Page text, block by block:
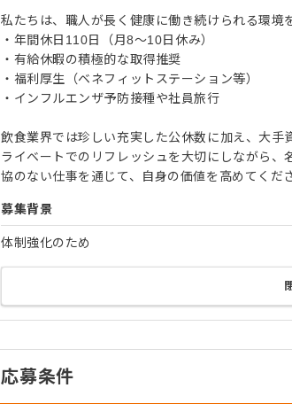
私たちは、職人が長く健康に働き続けられる環境
・年間休日110日（月8〜10日休み）
・有給休暇の積極的な取得推奨
・福利厚生（ベネフィットステーション等）
・インフルエンザ予防接種や社員旅行
飲食業界では珍しい充実した公休数に加え、大
ライベートでのリフレッシュを大切にしながら
協のない仕事を通じて、自身の価値を高めてくだ
募集背景
体制強化のため
応募条件